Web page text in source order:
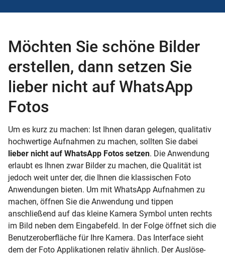
Möchten Sie schöne Bilder
erstellen, dann setzen Sie
lieber nicht auf WhatsApp
Fotos
Um es kurz zu machen: Ist Ihnen daran gelegen, qualitativ
hochwertige Aufnahmen zu machen, sollten Sie dabei
lieber nicht auf WhatsApp Fotos setzen. Die Anwendung
erlaubt es Ihnen zwar Bilder zu machen, die Qualität ist
jedoch weit unter der, die Ihnen die klassischen Foto
Anwendungen bieten. Um mit WhatsApp Aufnahmen zu
machen, öffnen Sie die Anwendung und tippen
anschließend auf das kleine Kamera Symbol unten rechts
im Bild neben dem Eingabefeld. In der Folge öffnet sich die
Benutzeroberfläche für Ihre Kamera. Das Interface sieht
dem der Foto Applikationen relativ ähnlich. Der Auslöse-